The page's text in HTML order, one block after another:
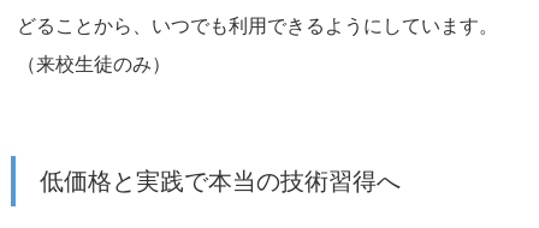
どることから、いつでも利用できるようにしています。
（来校生徒のみ）
低価格と実践で本当の技術習得へ